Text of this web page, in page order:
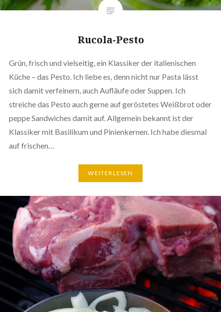
Rucola-Pesto
Grün, frisch und vielseitig, ein Klassiker der italienischen
Küche – das Pesto. Ich liebe es, denn nicht nur Pasta lässt
sich damit verfeinern, auch Aufläufe oder Suppen. Ich
streiche das Pesto auch gerne auf geröstetes Weißbrot oder
peppe Sandwiches damit auf. Allgemein bekannt ist der
Klassiker mit Basilikum und Pinienkernen. Ich habe diesmal
auf frischen…
WEITERLESEN